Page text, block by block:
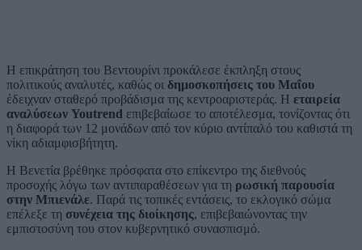
Η επικράτηση του Βεντουρίνι προκάλεσε έκπληξη στους
πολιτικούς αναλυτές, καθώς οι δημοσκοπήσεις του Μαΐου
έδειχναν σταθερό προβάδισμα της κεντροαριστεράς. Η εταιρεία
αναλύσεων Youtrend επιβεβαίωσε το αποτέλεσμα, τονίζοντας ότι
η διαφορά των 12 μονάδων από τον κύριο αντίπαλό του καθιστά τη
νίκη αδιαμφισβήτητη.
Η Βενετία βρέθηκε πρόσφατα στο επίκεντρο της διεθνούς
προσοχής λόγω των αντιπαραθέσεων για τη ρωσική παρουσία
στην Μπιενάλε. Παρά τις τοπικές εντάσεις, το εκλογικό σώμα
επέλεξε τη συνέχεια της διοίκησης, επιβεβαιώνοντας την
εμπιστοσύνη του στον κυβερνητικό συνασπισμό.